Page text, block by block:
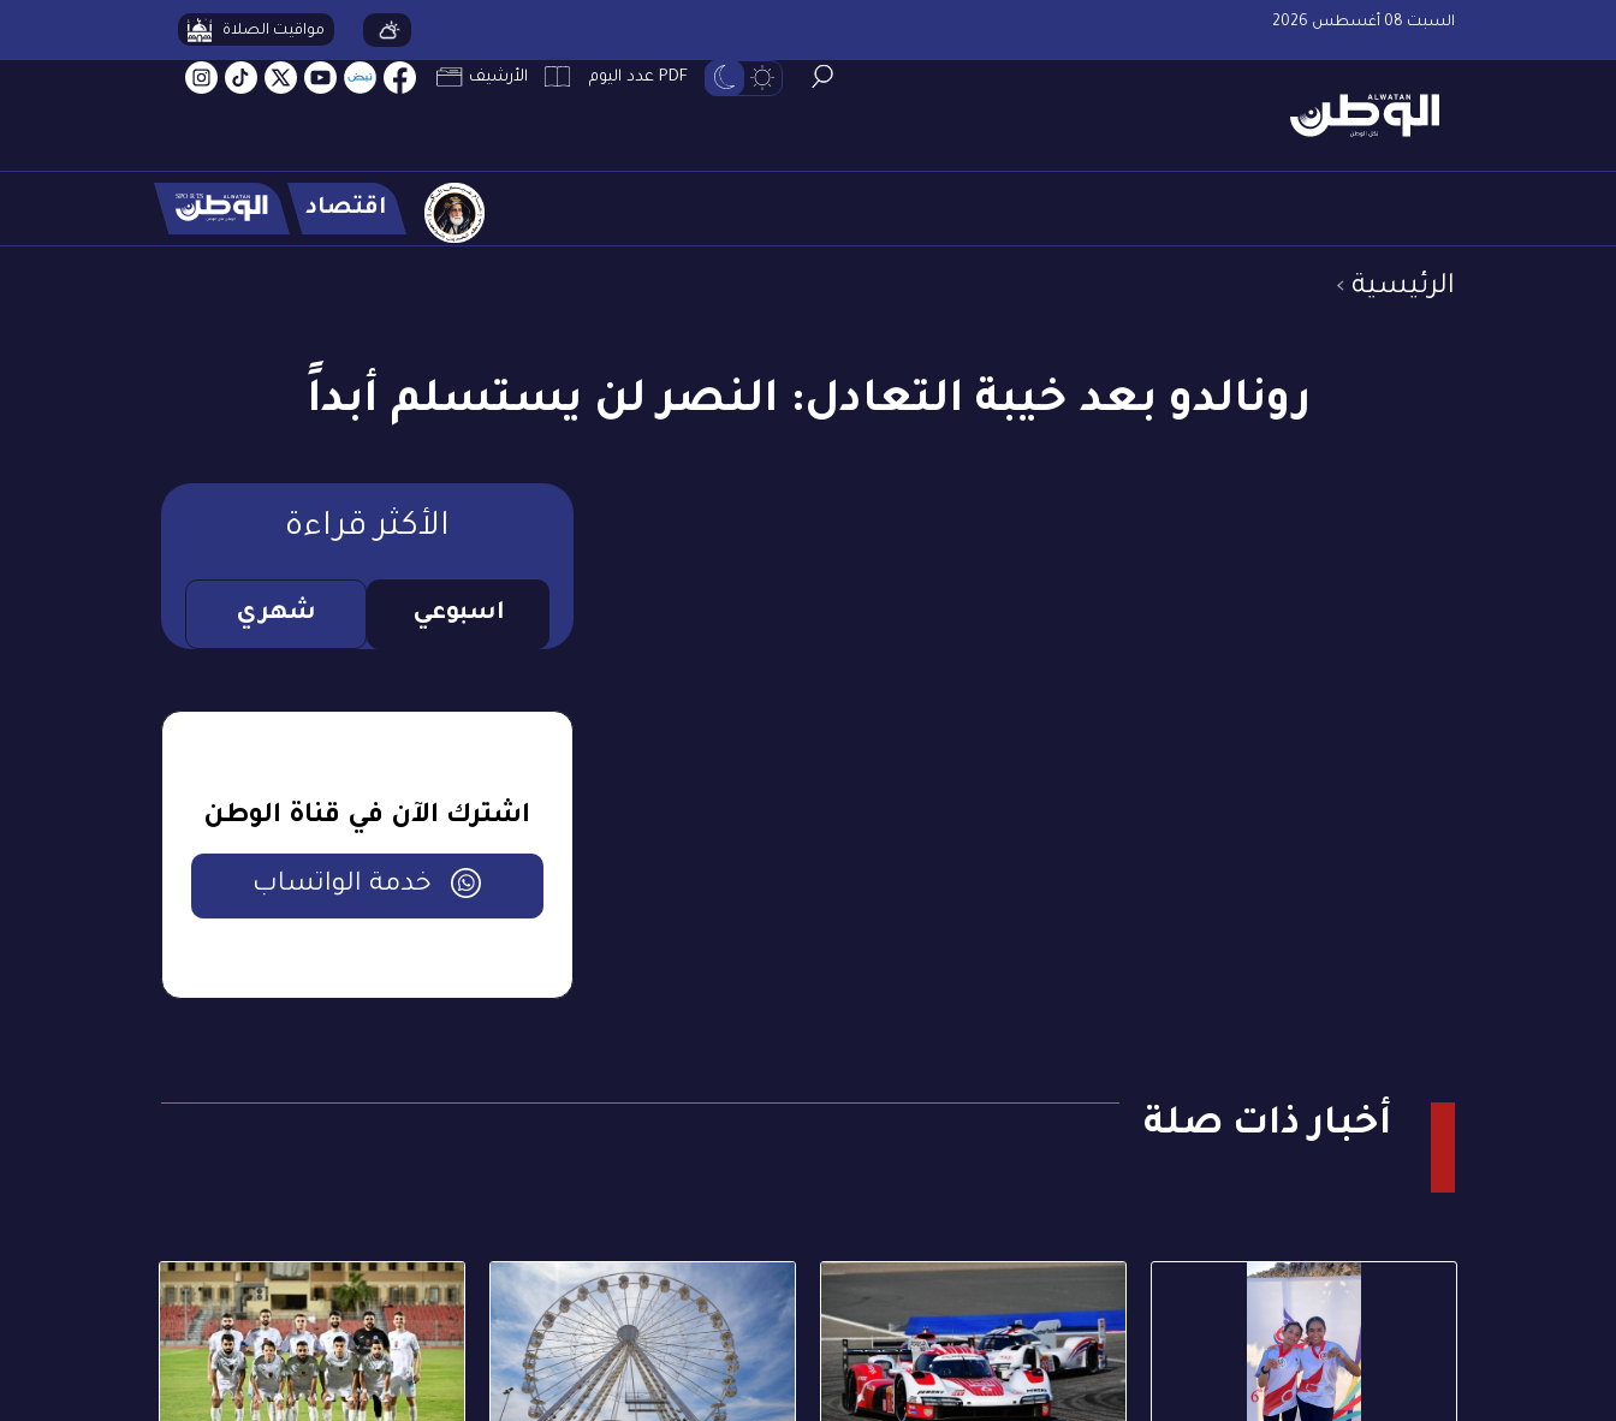
السبت 08 أغسطس 2026 مواقيت الصلاة
PDF عدد اليوم الأرشيف
اقتصاد
الرئيسية
رونالدو بعد خيبة التعادل: النصر لن يستسلم أبداً
الأكثر قراءة
اسبوعي شهري
اشترك الآن في قناة الوطن
خدمة الواتساب
أخبار ذات صلة